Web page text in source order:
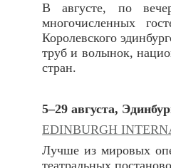
В августе, по
многочисленных
Королевского
труб и волынок,
стран.
5–29 августа,
EDINBURGH
Лучше из мировых
театральных